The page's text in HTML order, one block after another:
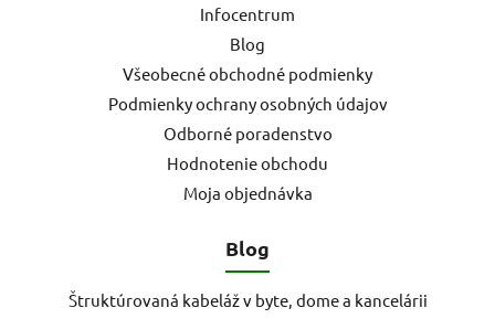
Infocentrum
Blog
Všeobecné obchodné podmienky
Podmienky ochrany osobných údajov
Odborné poradenstvo
Hodnotenie obchodu
Moja objednávka
Blog
Štruktúrovaná kabeláž v byte, dome a kancelárii